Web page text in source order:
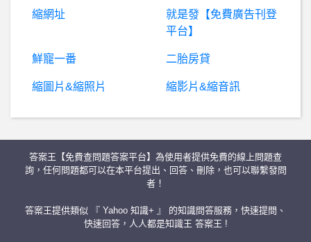
打
手槍射出來的時候眼睛會突然被強迫閉上那是正常的ㄇ?
Olympics_ISG- 祭品文之亂? 祭品文之亂?
希洽- [Vtub
西
斯 性愛- 要怎麼遇到性愛主動的好女孩?? 要怎麼遇到性愛主動的好女孩??
縮網址
就是發【免費廣告刊登
平台】
鮮寵一番 二胎房貸
縮圖片&縮照片 縮影片&縮音訊
答案王【免費查問題答案平台】為使用者提供免費的線上問題查
詢，任何問題都可以在本平台提出、回答、刪除，也可以聯繫發問
者！
答案王提供類似 『 Yahoo 知識+ 』 的知識問答服務，快速提問、
快速回答，人人都是知識王 答案王 !